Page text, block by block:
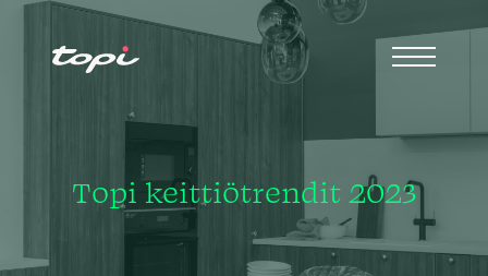
Topi keittiötrendit 2023